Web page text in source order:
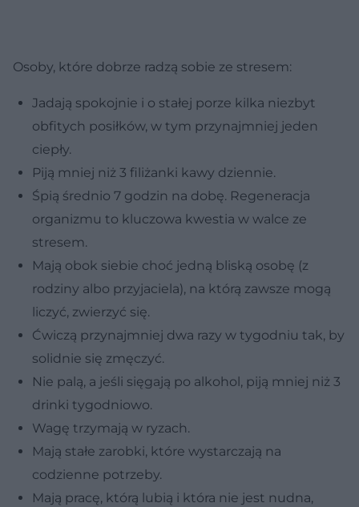
Osoby, które dobrze radzą sobie ze stresem:
Jadają spokojnie i o stałej porze kilka niezbyt
obfitych posiłków, w tym przynajmniej jeden
ciepły.
Piją mniej niż 3 filiżanki kawy dziennie.
Śpią średnio 7 godzin na dobę. Regeneracja
organizmu to kluczowa kwestia w walce ze
stresem.
Mają obok siebie choć jedną bliską osobę (z
rodziny albo przyjaciela), na którą zawsze mogą
liczyć, zwierzyć się.
Ćwiczą przynajmniej dwa razy w tygodniu tak, by
solidnie się zmęczyć.
Nie palą, a jeśli sięgają po alkohol, piją mniej niż 3
drinki tygodniowo.
Wagę trzymają w ryzach.
Mają stałe zarobki, które wystarczają na
codzienne potrzeby.
Mają pracę, którą lubią i która nie jest nudna,